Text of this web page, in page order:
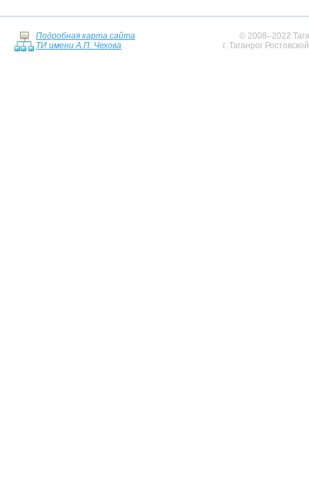
Подробная карта сайта
ТИ имени А.П. Чехова
© 2008–2022
г. Таганрог